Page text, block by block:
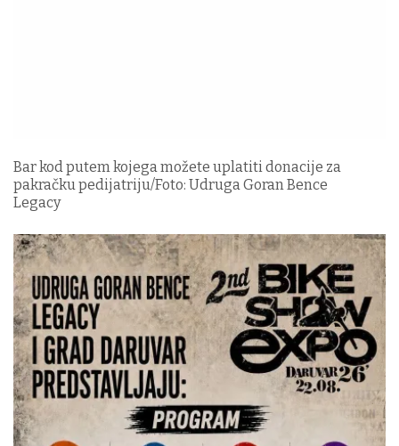
Bar kod putem kojega možete uplatiti donacije za
pakračku pedijatriju/Foto: Udruga Goran Bence
Legacy